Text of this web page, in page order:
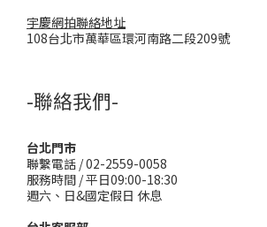
宇慶網拍聯絡地址
108台北市萬華區環河南路二段209號
-聯絡我們-
台北門市
聯繫電話 / 02-2559-0058
服務時間 / 平日09:00-18:30
週六、日&國定假日 休息